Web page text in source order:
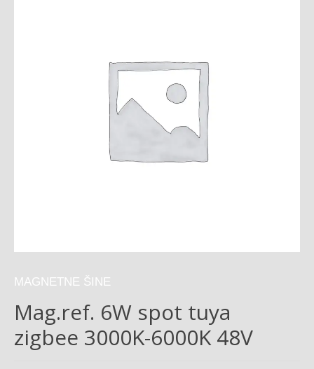
MAGNETNE ŠINE
Mag.ref. 6W spot tuya
zigbee 3000K-6000K 48V